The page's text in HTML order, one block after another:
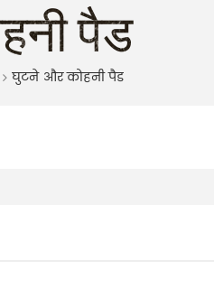
पैड
घुटने और कोहनी पैड